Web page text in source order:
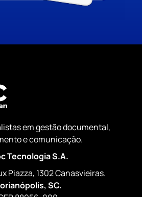
em gestão documental,
e comunicação.
Tecnologia S.A.
Piazza, 1302 Canasvieiras.
SC.